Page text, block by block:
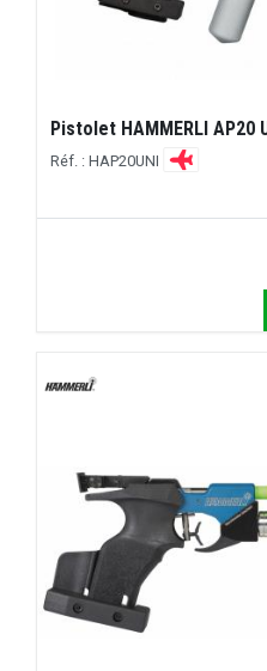
Pistolet HAMMERLI AP20
Réf. : HAP20UNI